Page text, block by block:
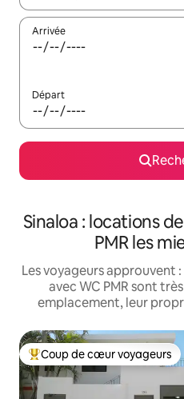
Arrivée
Départ
Sinaloa : locations
PMR les
Les voyageurs approuvent
avec WC PMR sont
emplacement, leur
Coups de cœur voyageurs
Coup de cœur voyageurs